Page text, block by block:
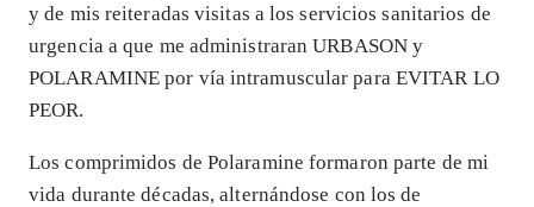
y de mis reiteradas visitas a los servicios sanitarios de
urgencia a que me administraran URBASON y
POLARAMINE por vía intramuscular para EVITAR LO
PEOR.
Los comprimidos de Polaramine formaron parte de mi
vida durante décadas, alternándose con los de